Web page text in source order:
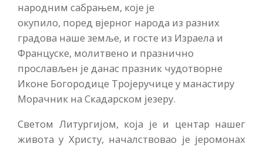
народним сабрањем, које је
окупило, поред вјерног народа из разних
градова наше земље, и госте из Израела и
Француске, молитвено и празнично
прослављен је данас празник чудотворне
Иконе Богородице Тројеручице у манастиру
Морачник на Скадарском језеру.
Светом Литургијом, која је и центар нашег
живота у Христу, началствовао је јеромонах